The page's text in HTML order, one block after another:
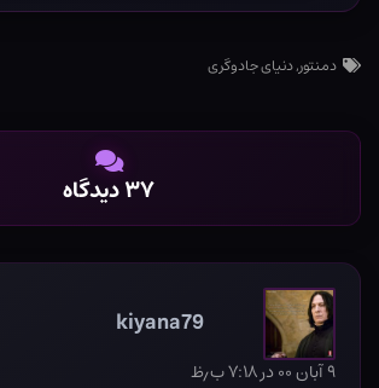
دمنتور,دنیای جادوگری
۳۷ دیدگاه
kiyana79
۹ آبان ۰۰ در ۷:۱۸ ب٫ظ